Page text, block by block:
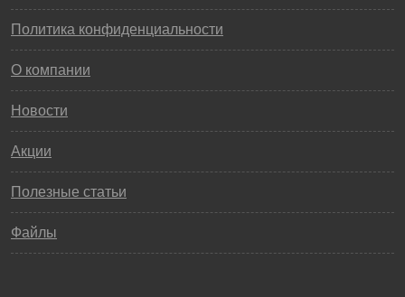
Политика конфиденциальности
О компании
Новости
Акции
Полезные статьи
Файлы